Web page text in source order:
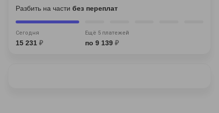
Разбить на части без переплат
Сегодня
15 231 ₽
Ещё 5 платежей
по 9 139 ₽